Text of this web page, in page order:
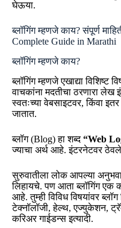
घेऊया.
ब्लॉगिंग म्हणजे काय? संपूर्ण
Complete Guide in Marathi
ब्लॉगिंग म्हणजे काय?
ब्लॉगिंग म्हणजे एखाद्या विशिष्ट
वाचकांना मदतीचा ठरणारा
स्वतःच्या वेबसाइटवर, किंवा इतर
जातात.
ब्लॉग (Blog) हा शब्द“Web
ज्याचा अर्थ आहे. इंटरनेटवर
सुरुवातीला लोक आपल्या
लिहायचे. पण आता ब्लॉगिंग एक
आहे. तुम्ही विविध विषयांवर
टेक्नॉलॉजी, हेल्थ, एज्युकेशन,
करिअर गाईडन्स इत्यादी.